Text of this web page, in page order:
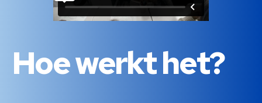
Hoewerkt het?